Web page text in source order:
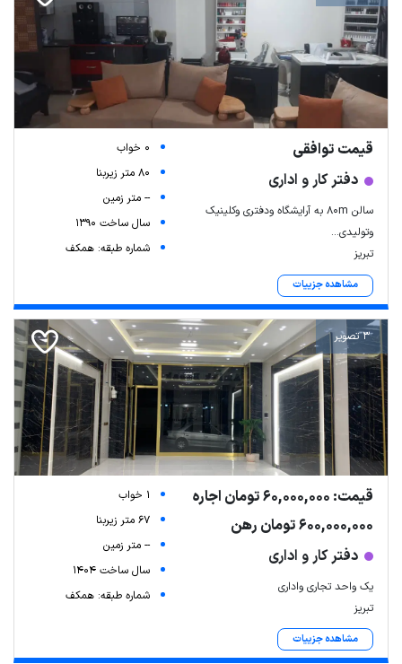
قیمت توافقی
دفتر کار و اداری
سالن ۸۰m به آرایشگاه ودفتری وکلینیک
وتولیدی...
تبریز
مشاهده جزییات
0 خواب
80 متر زیربنا
-- متر زمین
سال ساخت 1390
شماره طبقه: همکف
3 تصویر
قیمت: 60,000,000 تومان اجاره
600,000,000 تومان رهن
دفتر کار و اداری
یک واحد تجاری واداری
تبریز
مشاهده جزییات
1 خواب
67 متر زیربنا
-- متر زمین
سال ساخت 1404
شماره طبقه: همکف